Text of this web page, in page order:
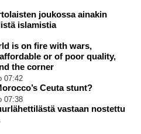
joukossa ainakin
islamistia
is on fire with wars,
or of poor quality,
the corner
07:42
Ceuta stunt?
07:38
vastaan nostettu